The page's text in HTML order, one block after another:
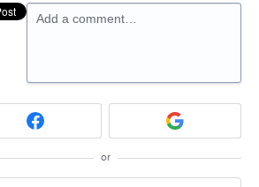
Add a comment…
or